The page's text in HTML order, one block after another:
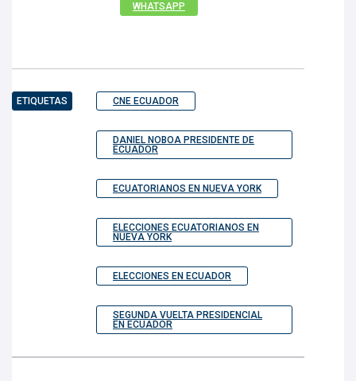
WHATSAPP
ETIQUETAS CNE ECUADOR
DANIEL NOBOA PRESIDENTE DE
ECUADOR
ECUATORIANOS EN NUEVA YORK
ELECCIONES ECUATORIANOS EN
NUEVA YORK
ELECCIONES EN ECUADOR
SEGUNDA VUELTA PRESIDENCIAL
EN ECUADOR